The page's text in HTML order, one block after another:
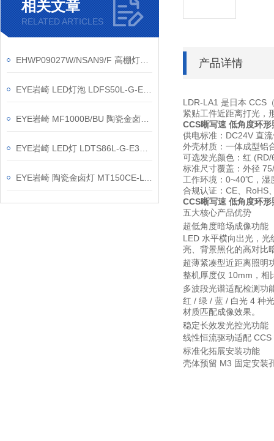
相关文章
RELATED ARTICLES
产品详情
LDR-LA1 是日本 CCS
紧贴工件近距离打光，
CCS晰写速 低角度环
供电标准：DC24V 直
外壳材质：一体成型铝
可选发光颜色：红
标准尺寸覆盖：外径
工作环境：0~40℃，湿
合规认证：CE、RoHS
CCS晰写速 低角度环
五大核心产品优势
超低角度暗场成像功能
LED 水平横向出光，
亮、背景黑化的高对比
超薄紧凑型近距离照明
整机厚度仅 10mm，相
多波段光谱适配检测功
红 / 绿 / 蓝 / 白光 4 种
材质匹配成像效果。
稳定长效发光控光功能
线性恒流驱动适配
标准化拓展安装功能
壳体预留 M3 固定安装